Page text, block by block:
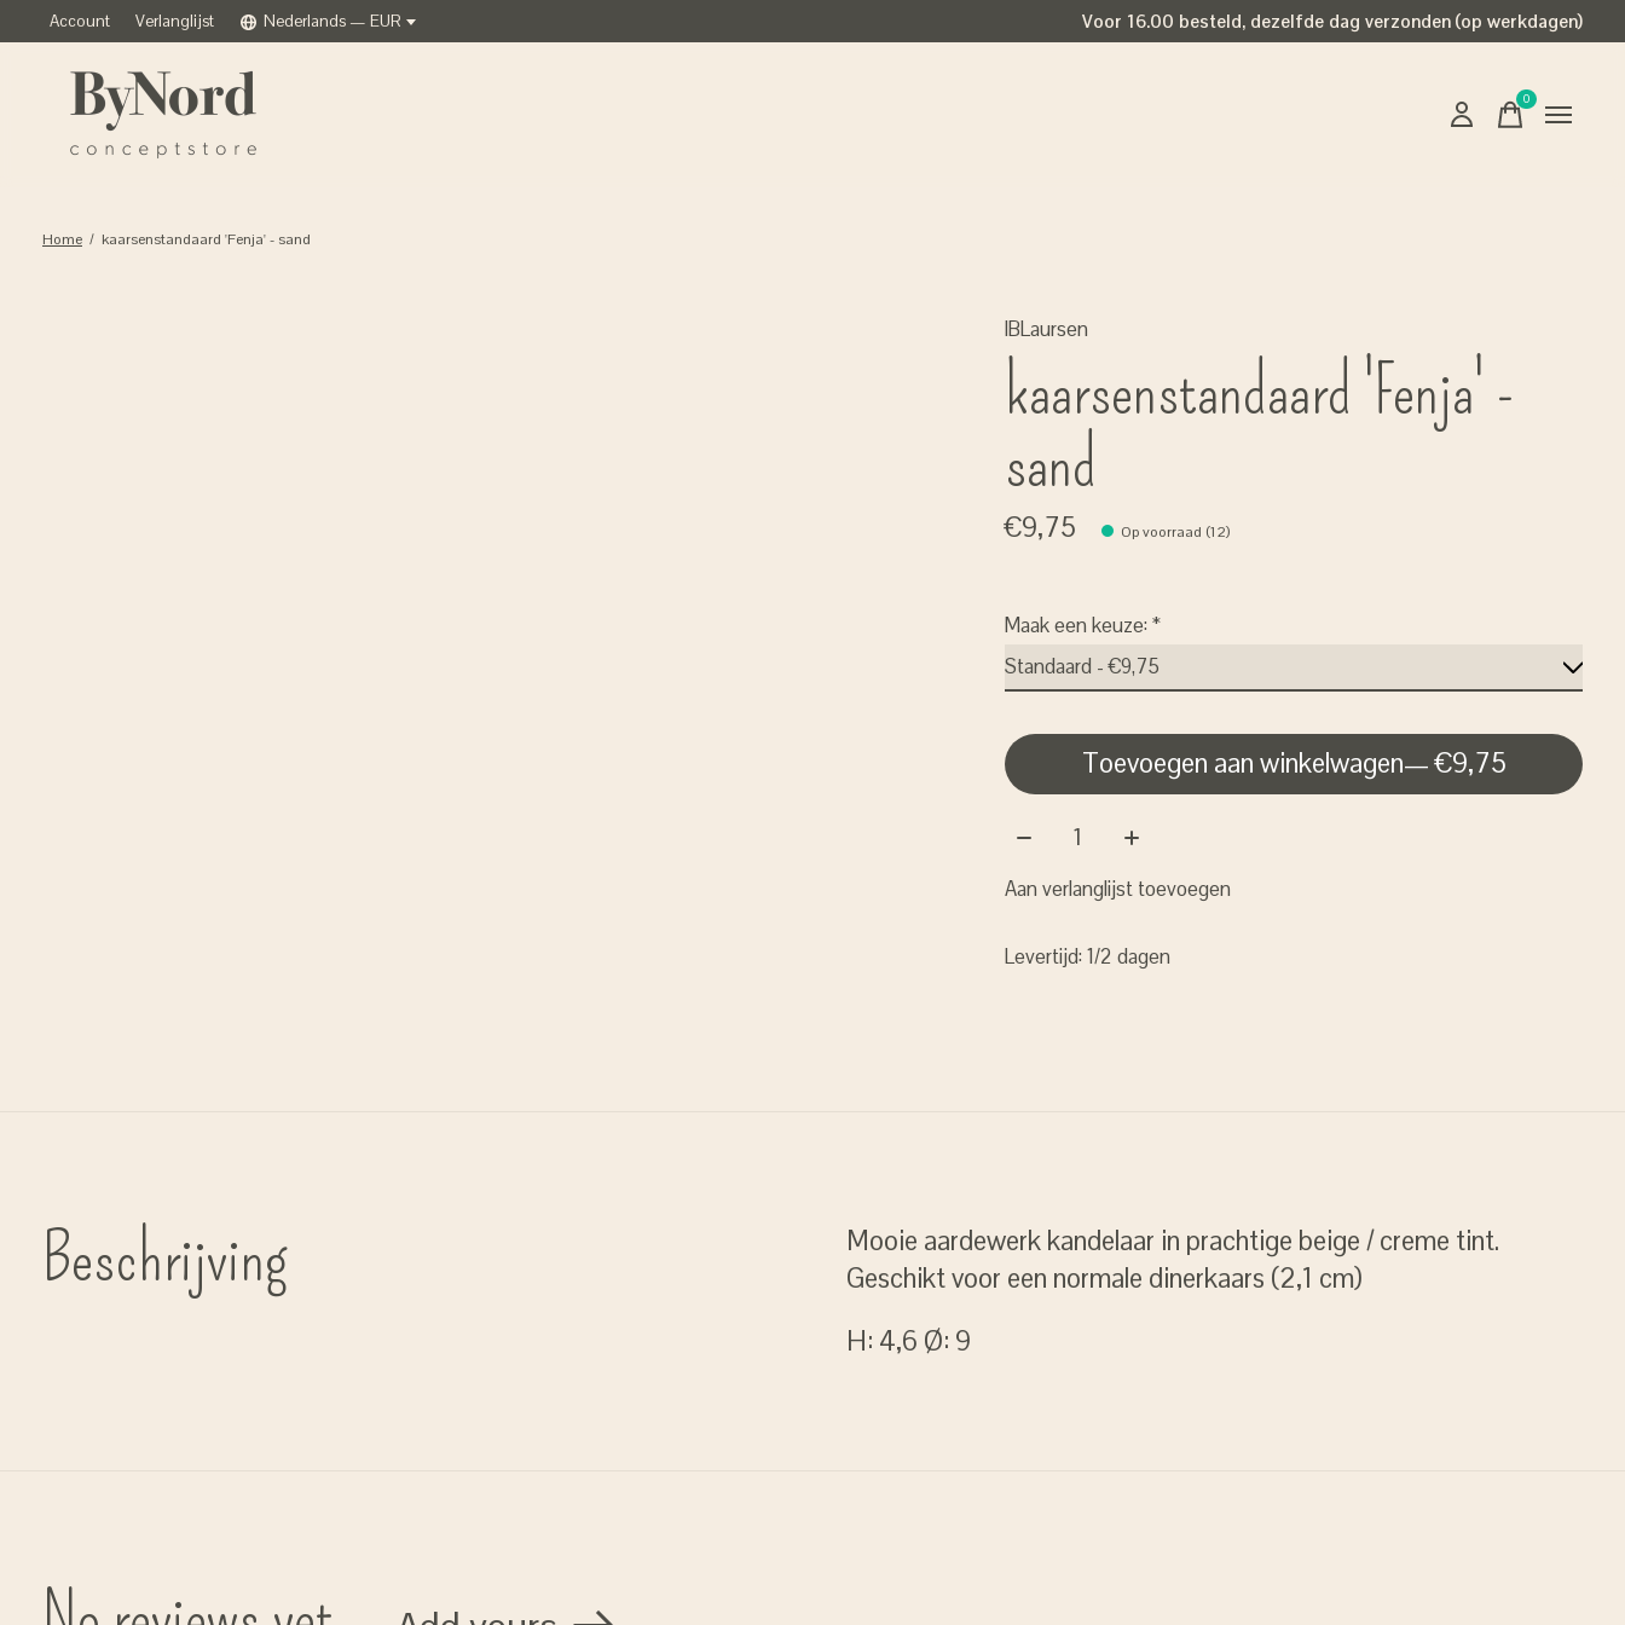
Account Verlanglijst Nederlands — EUR Voor 16.00 besteld, dezelfde dag verzonden (op werkdagen)
0items
Home / kaarsenstandaard 'Fenja' - sand
IBLaursen
kaarsenstandaard 'Fenja' -
sand
€9,75 Op voorraad (12)
Maak een keuze:*
Toevoegen aan winkelwagen
— €9,75
Aantal:
Aan verlanglijst toevoegen
Levertijd: 1/2 dagen
Beschrijving
Mooie aardewerk kandelaar in prachtige beige / creme tint.
Geschikt voor een normale dinerkaars (2,1 cm)
H: 4,6 Ø: 9